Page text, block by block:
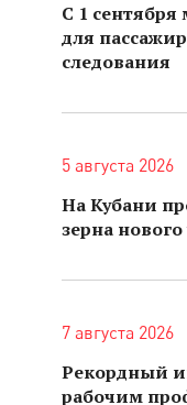
С 1
для
следования
5 августа 2026
На Кубани
зерна
7 августа 2026
Рекордный
рабочим